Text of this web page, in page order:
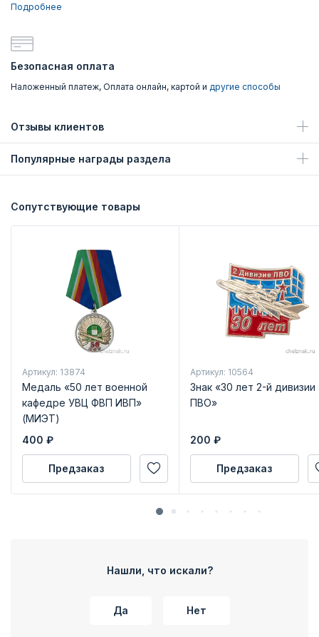
Подробнее
Безопасная оплата
Наложенный платеж, Оплата онлайн, картой и другие способы
Отзывы клиентов
Популярные награды раздела
Сопутствующие товары
Артикул: 13874
Медаль «50 лет военной
кафедре УВЦ ФВП ИВП»
(МИЭТ)
400 ₽
Предзаказ
Артикул: 10564
Знак «30 лет 2-й дивизии
ПВО»
200 ₽
Предзаказ
Нашли, что искали?
Да Нет